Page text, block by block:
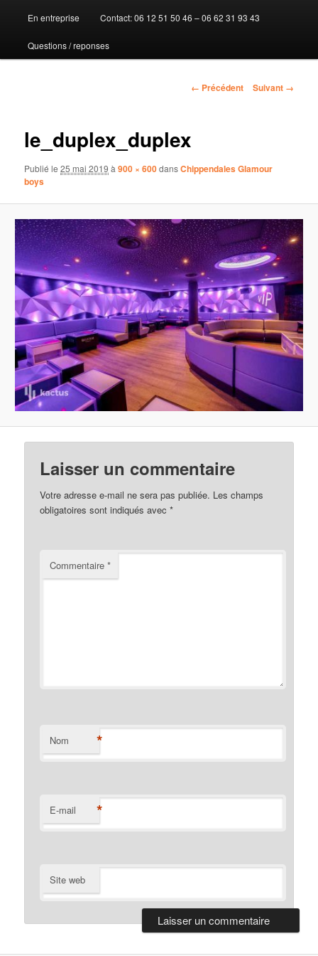
au
contenu
En entreprise Contact: 06 12 51 50 46 – 06 62 31 93 43
Questions / reponses
Navigation
← Précédent Suivant →
le_duplex_duplex
Publié le25 mai 2019 à900 × 600dansChippendales Glamour
boys
Laisser un commentaire
Votre adresse e-mail ne sera pas publiée. Les champs
obligatoires sont indiqués avec*
Commentaire*
Nom *
E-mail *
Site web